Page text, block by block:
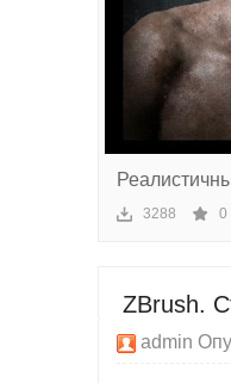
3288 0
ZBrush.
admin